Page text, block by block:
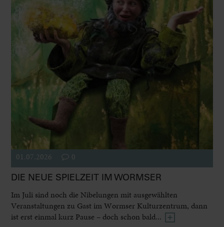
01.07.2026 0
DIE NEUE SPIELZEIT IM WORMSER
Im Juli sind noch die Nibelungen mit ausgewählten
Veranstaltungen zu Gast im Wormser Kulturzentrum, dann
ist erst einmal kurz Pause – doch schon bald...